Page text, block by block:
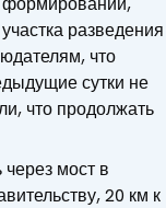
разведения
что
сутки не
что продолжать
мост в
20 км к